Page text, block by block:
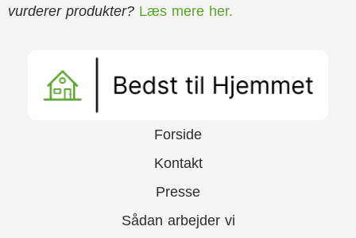
vurderer produkter? Læs mere her.
Forside
Kontakt
Presse
Sådan arbejder vi